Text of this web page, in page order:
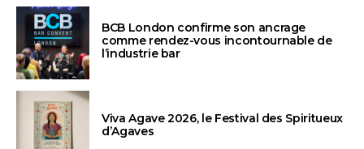
BCB London confirme son ancrage
comme rendez-vous incontournable de
l’industrie bar
Viva Agave 2026, le Festival des Spiritueux
d’Agaves